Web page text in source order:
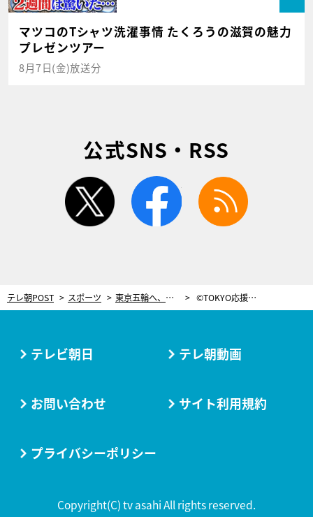
マツコのTシャツ洗濯事情 たくろうの滋賀の魅力
プレゼンツアー
8月7日(金)放送分
公式SNS・RSS
twitter facebook
テレ朝POST スポーツ 東京五輪へ、注目高まる“スポーツ気象” 「予報精度の高い日本は有利」 ©TOKYO応援宣言
テレビ朝日 テレ朝動画
お問い合わせ サイト利用規約
プライバシーポリシー
Copyright(C) tv asahi All rights reserved.